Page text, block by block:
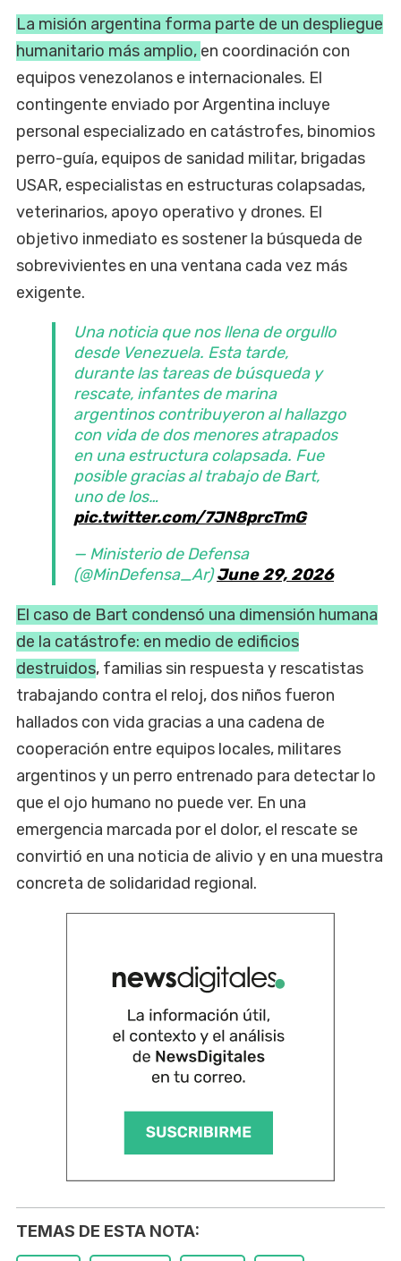
La misión argentina forma parte de un despliegue
humanitario más amplio, en coordinación con
equipos venezolanos e internacionales. El
contingente enviado por Argentina incluye
personal especializado en catástrofes, binomios
perro-guía, equipos de sanidad militar, brigadas
USAR, especialistas en estructuras colapsadas,
veterinarios, apoyo operativo y drones. El
objetivo inmediato es sostener la búsqueda de
sobrevivientes en una ventana cada vez más
exigente.
Una noticia que nos llena de orgullo
desde Venezuela. Esta tarde,
durante las tareas de búsqueda y
rescate, infantes de marina
argentinos contribuyeron al hallazgo
con vida de dos menores atrapados
en una estructura colapsada. Fue
posible gracias al trabajo de Bart,
uno de los…
pic.twitter.com/7JN8prcTmG
— Ministerio de Defensa
(@MinDefensa_Ar)June 29, 2026
El caso de Bart condensó una dimensión humana
de la catástrofe: en medio de edificios
destruidos, familias sin respuesta y rescatistas
trabajando contra el reloj, dos niños fueron
hallados con vida gracias a una cadena de
cooperación entre equipos locales, militares
argentinos y un perro entrenado para detectar lo
que el ojo humano no puede ver. En una
emergencia marcada por el dolor, el rescate se
convirtió en una noticia de alivio y en una muestra
concreta de solidaridad regional.
TEMAS DE ESTA NOTA: